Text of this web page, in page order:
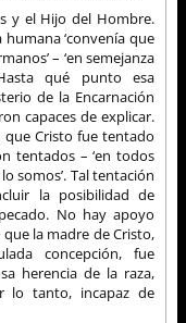
y el Hijo del Hombre.
‘convenía que
– ‘en semejanza
qué punto esa
de la Encarnación
capaces de explicar.
que Cristo fue tentado
tentados – ‘en todos
somos’. Tal tentación
la posibilidad de
No hay apoyo
la madre de Cristo,
concepción, fue
herencia de la raza,
lo tanto, incapaz de